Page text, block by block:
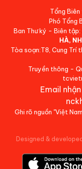
Tổng Biên
Phó Tổng
Ban Thư ký - Biên tập:
HÀ,
Tòa soạn:T8, Cung Trí
Truyền thông -
Email
Ghi rõ nguồn "Việt
Designed &